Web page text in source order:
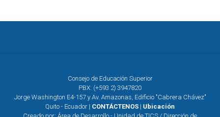
Consejo de Educación Superior
PBX: (+593 2) 3947820
Jorge Washington E4-157 y Av. Amazonas, Edificio "Cabrera Chávez"
Quito - Ecuador | CONTÁCTENOS | Ubicación